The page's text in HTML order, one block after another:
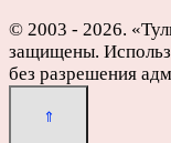
© 2003 - 2026.
защищены.
без разрешения